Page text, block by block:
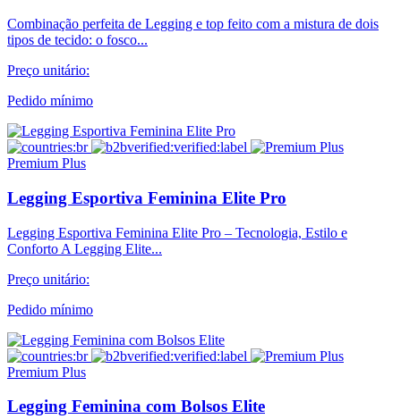
Combinação perfeita de Legging e top feito com a mistura de dois
tipos de tecido: o fosco...
Preço unitário:
Pedido mínimo
Premium Plus
Legging Esportiva Feminina Elite Pro
Legging Esportiva Feminina Elite Pro – Tecnologia, Estilo e
Conforto A Legging Elite...
Preço unitário:
Pedido mínimo
Premium Plus
Legging Feminina com Bolsos Elite